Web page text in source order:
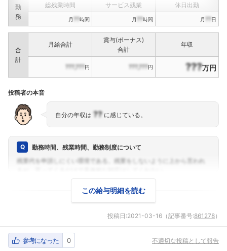
勤
務
総残業時間 サービス残業 休日出勤
月 ??時間 月 ??時間 月 ??日
合
計
月給合計
賞与(ボーナス)
合計
年収
???,???円 ???,???円 ???万円
投稿者の本音
自分の年収は ??に感じている。
勤務時間、残業時間、勤務制度について
この給与明細を読む
投稿日:2021-03-16 （記事番号:861278）
参考になった 0 不適切な投稿として報告